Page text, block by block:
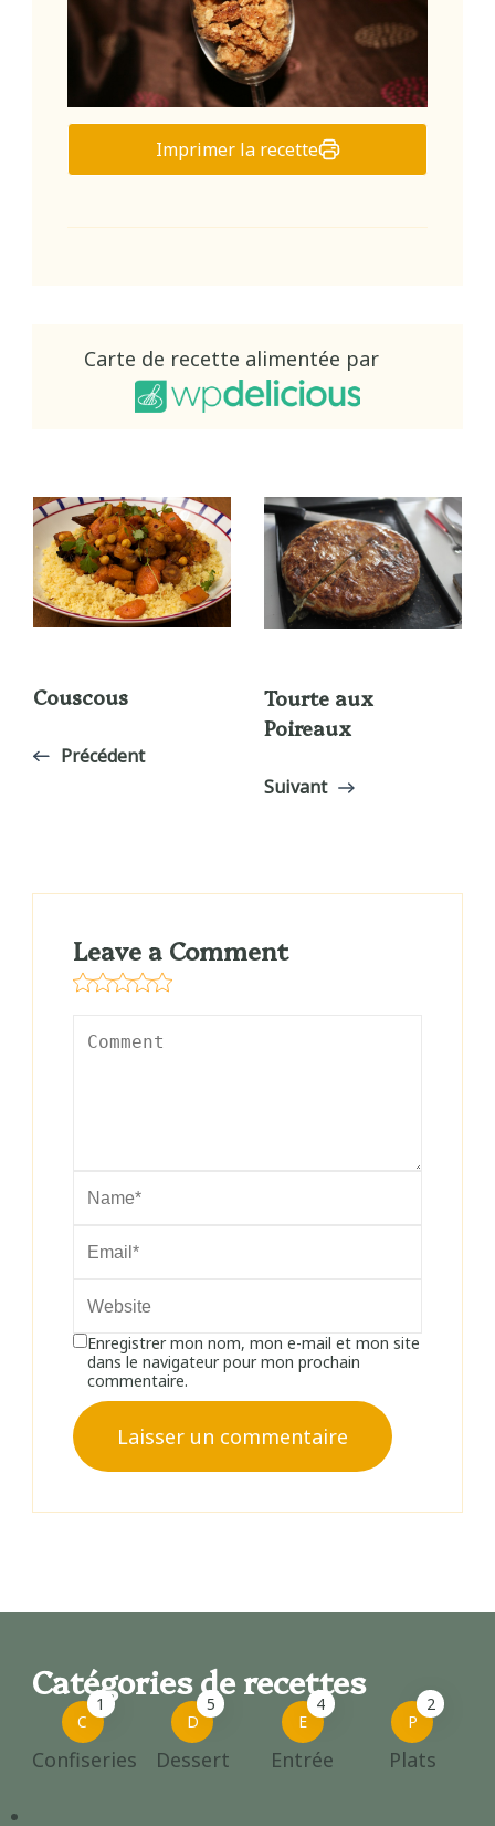
Imprimer la recette
Carte de recette alimentée par
Couscous
Précédent
Tourte aux
Poireaux
Suivant
Leave a Comment
Enregistrer mon nom, mon e-mail et mon site
dans le navigateur pour mon prochain
commentaire.
Catégories de recettes
C
1
Confiseries
D
5
Dessert
E
4
Entrée
P
2
Plats